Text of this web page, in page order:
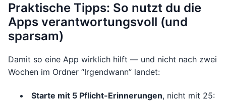
Praktische Tipps: So nutzt du die
Apps verantwortungsvoll (und
sparsam)
Damit so eine App wirklich hilft — und nicht nach zwei
Wochen im Ordner “Irgendwann” landet:
Starte mit 5 Pflicht-Erinnerungen, nicht mit 25: